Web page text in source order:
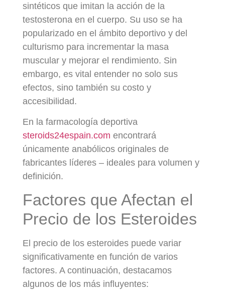
sintéticos que imitan la acción de la
testosterona en el cuerpo. Su uso se ha
popularizado en el ámbito deportivo y del
culturismo para incrementar la masa
muscular y mejorar el rendimiento. Sin
embargo, es vital entender no solo sus
efectos, sino también su costo y
accesibilidad.
En la farmacología deportiva
steroids24espain.com encontrará
únicamente anabólicos originales de
fabricantes líderes – ideales para volumen y
definición.
Factores que Afectan el
Precio de los Esteroides
El precio de los esteroides puede variar
significativamente en función de varios
factores. A continuación, destacamos
algunos de los más influyentes: